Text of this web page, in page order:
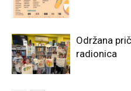
Održana
radionica